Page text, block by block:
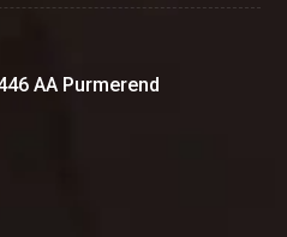
AA Purmerend